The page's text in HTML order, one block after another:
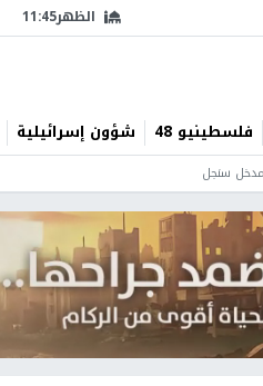
الظهر11:45
فلسطينيو 48 شؤون إسرائيلية
سنجل